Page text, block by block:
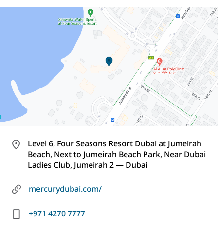
Level 6, Four Seasons Resort Dubai at Jumeirah
Beach, Next to Jumeirah Beach Park, Near Dubai
Ladies Club, Jumeirah 2 — Dubai
mercurydubai.com/
+971 4270 7777